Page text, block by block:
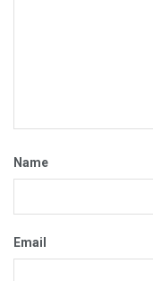
Name
Email